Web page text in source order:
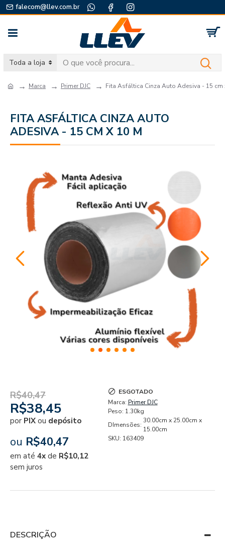
falecom@llev.com.br
Toda a loja
Marca Primer DJC Fita Asfáltica Cinza Auto Adesiva - 15 cm
FITA ASFÁLTICA CINZA AUTO
ADESIVA - 15 CM X 10 M
R$38,45
R$40,47
por PIX ou depósito
ou R$40,47
em até 4x de R$10,12
sem juros
ESGOTADO
Marca: Primer DJC
Peso: 1.30kg
DImensões:
30.00cm x 25.00cm x
15.00cm
SKU: 163409
DESCRIÇÃO